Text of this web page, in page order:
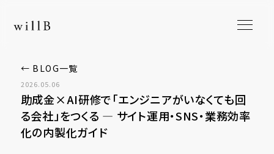
← BLOG一覧
2026.05.06
助成金×AI研修で「エンジニアがいなくても回
る会社」をつくる ― サイト運用・SNS・業務効率
化の内製化ガイド